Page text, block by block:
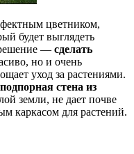
цветником,
будет выглядеть
— сделать
но и очень
уход за растениями.
подпорная стена из
земли, не дает почве
каркасом для растений.